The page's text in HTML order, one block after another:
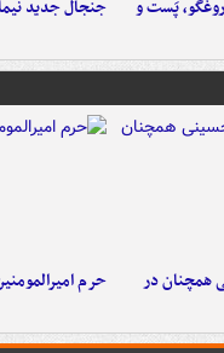
پَست‌ و
جنجال جدید
همچنان در
حرم